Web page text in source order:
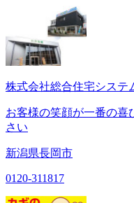
株式会社総合住宅システ
お客様の笑顔が一番の喜
さい
新潟県長岡市
0120-311817